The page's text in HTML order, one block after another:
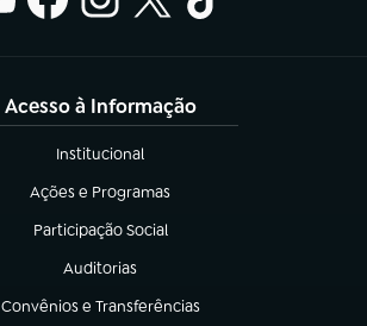
Acesso à Informação
Institucional
(abre em nova aba)
Ações e Programas
(abre em nova aba)
Participação Social
(abre em nova aba)
Auditorias
(abre em nova aba)
Convênios e Transferências
(abre em nova aba)